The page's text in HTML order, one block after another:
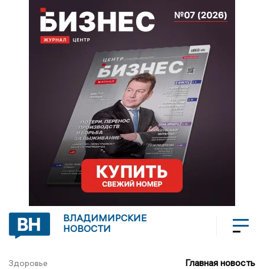
ВЛАДИМИРСКИЕ
НОВОСТИ
Здоровье Главная новость